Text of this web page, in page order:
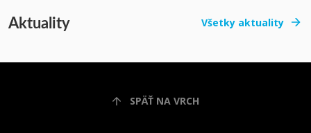
Aktuality Všetky aktuality
SPÄŤ NA VRCH